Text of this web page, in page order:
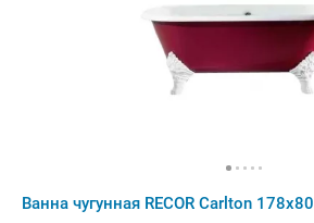
Ванна чугунная RECOR Carlton 178x80